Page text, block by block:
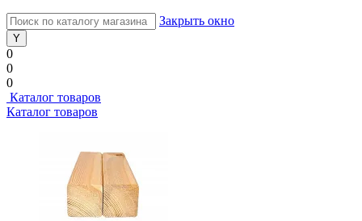
Закрыть окно
0
0
0
Каталог товаров
Каталог товаров